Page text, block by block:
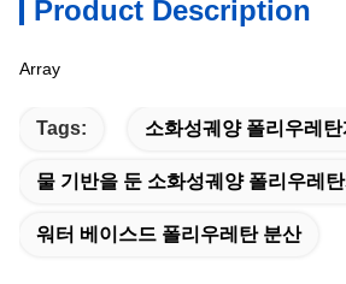
Product Description
Array
Tags: 소화성궤양 폴리우레
물 기반을 둔 소화성궤양 폴리우레
워터 베이스드 폴리우레탄 분산